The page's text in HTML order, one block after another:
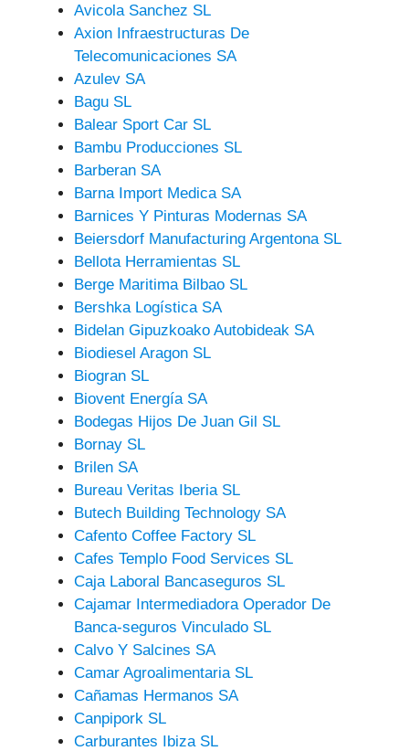
Avicola Sanchez SL
Axion Infraestructuras De
Telecomunicaciones SA
Azulev SA
Bagu SL
Balear Sport Car SL
Bambu Producciones SL
Barberan SA
Barna Import Medica SA
Barnices Y Pinturas Modernas SA
Beiersdorf Manufacturing Argentona SL
Bellota Herramientas SL
Berge Maritima Bilbao SL
Bershka Logística SA
Bidelan Gipuzkoako Autobideak SA
Biodiesel Aragon SL
Biogran SL
Biovent Energía SA
Bodegas Hijos De Juan Gil SL
Bornay SL
Brilen SA
Bureau Veritas Iberia SL
Butech Building Technology SA
Cafento Coffee Factory SL
Cafes Templo Food Services SL
Caja Laboral Bancaseguros SL
Cajamar Intermediadora Operador De
Banca-seguros Vinculado SL
Calvo Y Salcines SA
Camar Agroalimentaria SL
Cañamas Hermanos SA
Canpipork SL
Carburantes Ibiza SL